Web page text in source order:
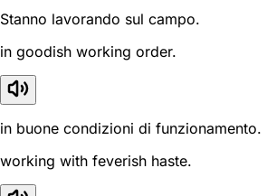
Stanno lavorando sul campo.
in goodish working order.
in buone condizioni di funzionamento.
working with feverish haste.